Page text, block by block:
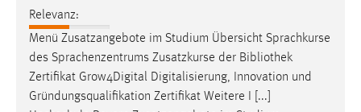
Relevanz:
Menü Zusatzangebote im Studium Übersicht Sprachkurse
des Sprachenzentrums Zusatzkurse der Bibliothek
Zertifikat Grow4Digital Digitalisierung, Innovation und
Gründungsqualifikation Zertifikat Weitere I [...]